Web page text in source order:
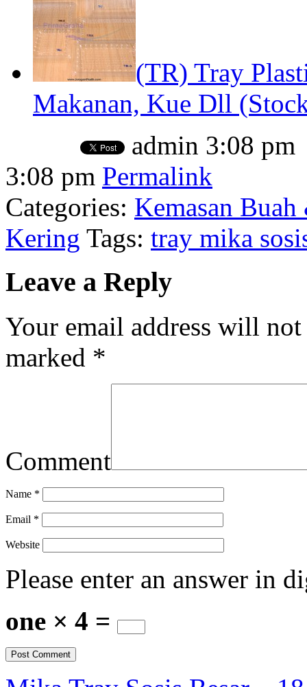
(TR) Tray
Makanan, Kue Dll
admin 3:08 pm
3:08 pm Permalink
Categories: Kemasan
Kering Tags: tray mika
Leave a Reply
Your email address will
marked *
Comment
Name *
Email *
Website
Please enter an answer in
one × 4 =